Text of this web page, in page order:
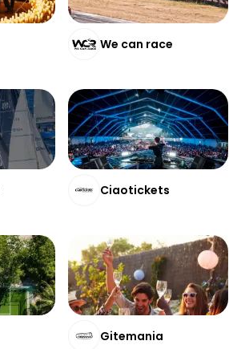
We can race
Ciaotickets
Gitemania